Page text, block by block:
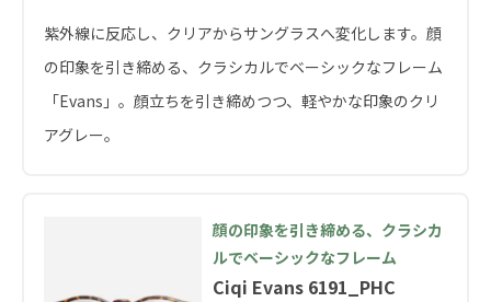
紫外線に反応し、クリアからサングラスへ変化します。顔
の印象を引き締める、クラシカルでベーシックなフレーム
「Evans」。顔立ちを引き締めつつ、軽やかな印象のクリ
アグレー。
Ciqi Evans 6191_PHC
顔の印象を引き締める、クラシカ
ルでベーシックなフレーム